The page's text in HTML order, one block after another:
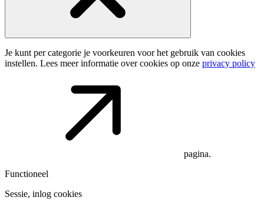
Je kunt per categorie je voorkeuren voor het gebruik van cookies
instellen. Lees meer informatie over cookies op onze privacy policy
pagina.
Functioneel
Sessie, inlog cookies